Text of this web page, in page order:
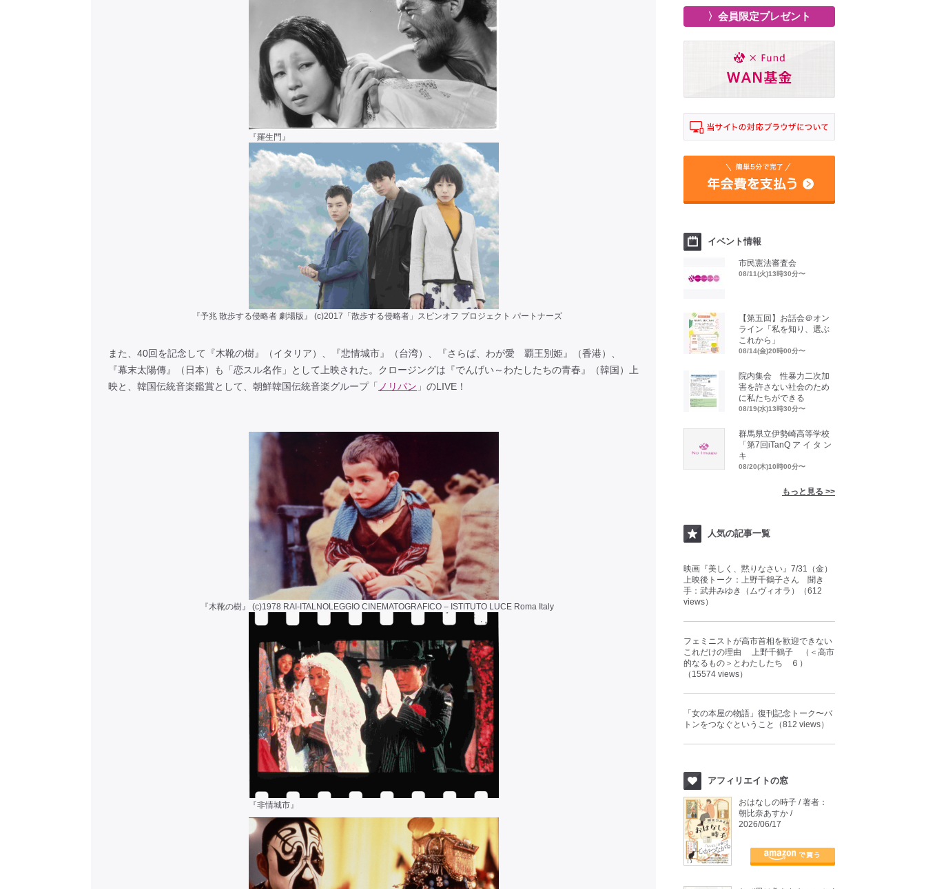
『羅生門』
『予兆 散歩する侵略者 劇場版』 (c)2017「散歩する侵略者」スピンオフ プロジェクト パートナーズ
また、40回を記念して『木靴の樹』（イタリア）、『悲情城市』（台湾）、『さらば、わが愛 覇王別姫』（香港）、
『幕末太陽傳』（日本）も「恋スル名作」として上映された。クロージングは『でんげい～わたしたちの青春』（韓国）上
映と、韓国伝統音楽鑑賞として、朝鮮韓国伝統音楽グループ「 ノリパン 」のLIVE！
『木靴の樹』 (c)1978 RAI-ITALNOLEGGIO CINEMATOGRAFICO – ISTITUTO LUCE Roma Italy
『非情城市』
〉会員限定プレゼント
イベント情報
市民憲法審査会
08/11(火)13時30分〜
【第五回】お話会＠オン
ライン「私を知り、選ぶ
これから」
08/14(金)20時00分〜
院内集会 性暴力二次加
害を許さない社会のため
に私たちができる
08/19(水)13時30分〜
群馬県立伊勢崎高等学校
「第7回iTanQ ア イ タ ン
キ
08/20(木)10時00分〜
もっと見る >>
人気の記事一覧
映画『美しく、黙りなさい』7/31（金）
上映後トーク：上野千鶴子さん 聞き
手：武井みゆき（ムヴィオラ）（612
views）
フェミニストが高市首相を歓迎できない
これだけの理由 上野千鶴子 （＜高市
的なるもの＞とわたしたち ６）
（15574 views）
「女の本屋の物語」復刊記念トーク〜バ
トンをつなぐということ（812 views）
アフィリエイトの窓
おはなしの時子 / 著者：
朝比奈あすか /
2026/06/17